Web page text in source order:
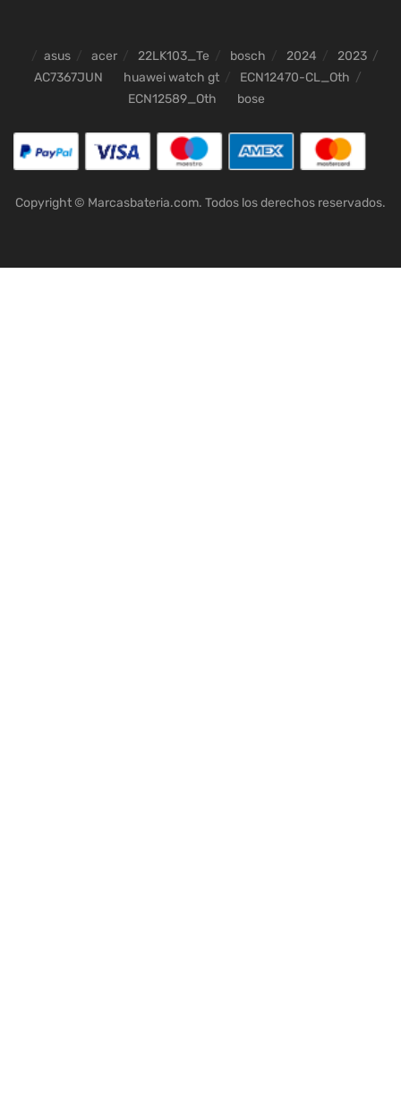
asus acer 22LK103_Te bosch 2024
2023
AC7367JUN
huawei watch gt
ECN12470-CL_Oth
ECN12589_Oth
bose
Copyright © Marcasbateria.com. Todos los derechos reservados.